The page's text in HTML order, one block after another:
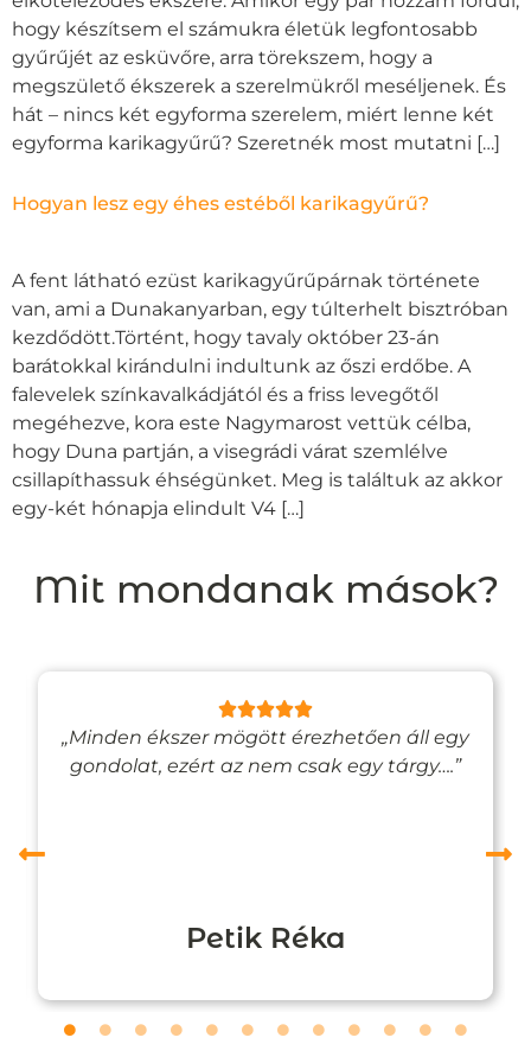
hogy készítsem el számukra életük legfontosabb
gyűrűjét az esküvőre, arra törekszem, hogy a
megszülető ékszerek a szerelmükről meséljenek. És
hát – nincs két egyforma szerelem, miért lenne két
egyforma karikagyűrű? Szeretnék most mutatni […]
Hogyan lesz egy éhes estéből karikagyűrű?
A fent látható ezüst karikagyűrűpárnak története
van, ami a Dunakanyarban, egy túlterhelt bisztróban
kezdődött.Történt, hogy tavaly október 23-án
barátokkal kirándulni indultunk az őszi erdőbe. A
falevelek színkavalkádjától és a friss levegőtől
megéhezve, kora este Nagymarost vettük célba,
hogy Duna partján, a visegrádi várat szemlélve
csillapíthassuk éhségünket. Meg is találtuk az akkor
egy-két hónapja elindult V4 […]
Mit mondanak mások?
„Minden ékszer mögött érezhetően áll egy
gondolat, ezért az nem csak egy tárgy….”
Petik Réka